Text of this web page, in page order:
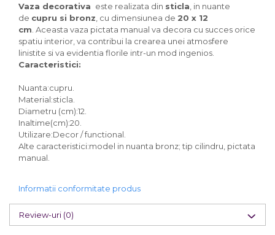
Vaza decorativa este realizata din sticla , in nuante
de cupru si bronz , cu dimensiunea de 20 x 12
cm . Aceasta vaza pictata manual va decora cu succes orice
spatiu interior, va contribui la crearea unei atmosfere
linistite si va evidentia florile intr-un mod ingenios.
Caracteristici:
Nuanta:cupru.
Material:sticla.
Diametru (cm):12.
Inaltime(cm):20.
Utilizare:Decor / functional.
Alte caracteristici:model in nuanta bronz; tip cilindru, pictata
manual.
Informatii conformitate produs
Review-uri (0)